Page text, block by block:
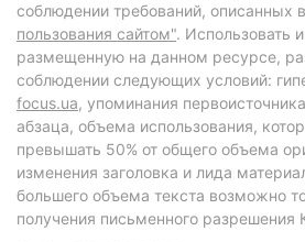
соблюдении требований, описанных в
пользования сайтом". Использовать
размещенную на данном ресурсе,
соблюдении следующих условий:
focus.ua, упоминания
абзаца, объема использования,
превышать 50% от общего объема
изменения заголовка и лида
большего объема текста возможно
получения письменного разрешения